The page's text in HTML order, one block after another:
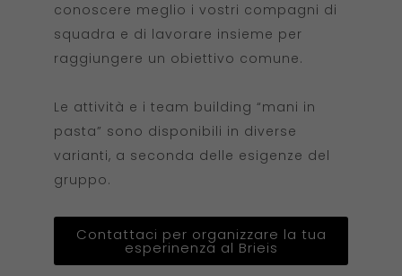
conoscere meglio i vostri compagni di
squadra e di lavorare insieme per
raggiungere un obiettivo comune.
Le attività e i team building “mani in
pasta” sono disponibili in diverse
varianti, a seconda delle esigenze del
gruppo.
Contattaci per organizzare la tua
esperinenza al Brieis